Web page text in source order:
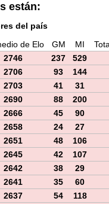
están:
del país
de Elo
GM MI
2746 237
529
2706 93
144
2703 41
31
2690 88
200
2666 45
90
2658 24
27
2651 48
106
2645 42
107
2642 38
29
2641 35
60
2637 54
118